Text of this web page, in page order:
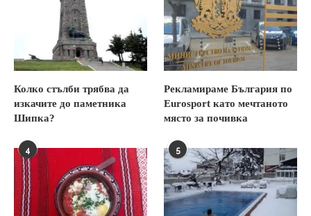
Колко стълби трябва да
изкачите до паметника
Шипка?
Рекламираме България по
Eurosport като мечтаното
място за почивка
4 5